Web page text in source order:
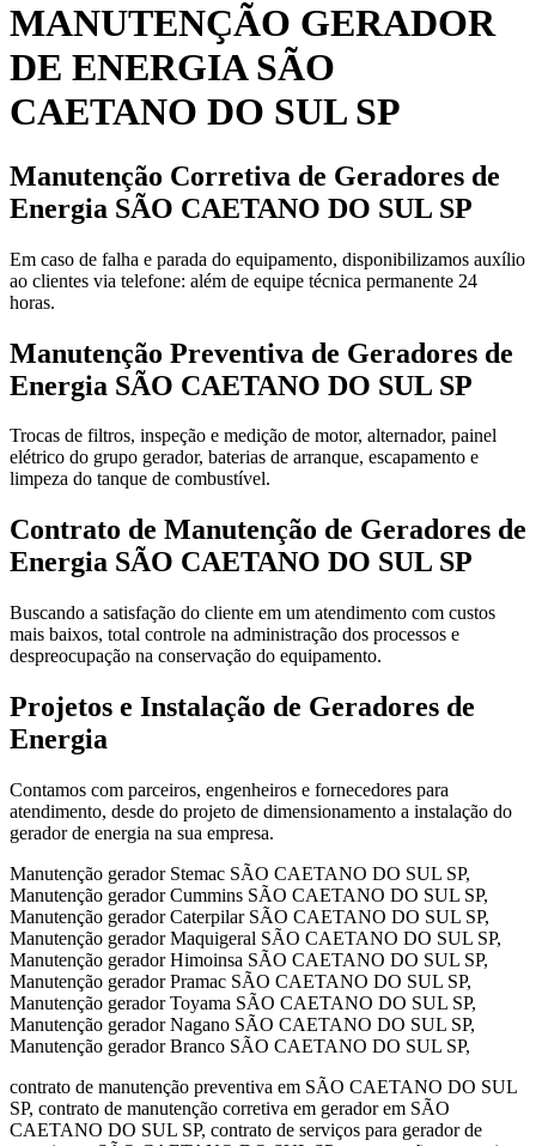
MANUTENÇÃO GERADOR
DE ENERGIA SÃO
CAETANO DO SUL SP
Manutenção Corretiva de Geradores de
Energia SÃO CAETANO DO SUL SP
Em caso de falha e parada do equipamento, disponibilizamos auxílio
ao clientes via telefone: além de equipe técnica permanente 24
horas.
Manutenção Preventiva de Geradores de
Energia SÃO CAETANO DO SUL SP
Trocas de filtros, inspeção e medição de motor, alternador, painel
elétrico do grupo gerador, baterias de arranque, escapamento e
limpeza do tanque de combustível.
Contrato de Manutenção de Geradores de
Energia SÃO CAETANO DO SUL SP
Buscando a satisfação do cliente em um atendimento com custos
mais baixos, total controle na administração dos processos e
despreocupação na conservação do equipamento.
Projetos e Instalação de Geradores de
Energia
Contamos com parceiros, engenheiros e fornecedores para
atendimento, desde do projeto de dimensionamento a instalação do
gerador de energia na sua empresa.
Manutenção gerador Stemac SÃO CAETANO DO SUL SP,
Manutenção gerador Cummins SÃO CAETANO DO SUL SP,
Manutenção gerador Caterpilar SÃO CAETANO DO SUL SP,
Manutenção gerador Maquigeral SÃO CAETANO DO SUL SP,
Manutenção gerador Himoinsa SÃO CAETANO DO SUL SP,
Manutenção gerador Pramac SÃO CAETANO DO SUL SP,
Manutenção gerador Toyama SÃO CAETANO DO SUL SP,
Manutenção gerador Nagano SÃO CAETANO DO SUL SP,
Manutenção gerador Branco SÃO CAETANO DO SUL SP,
contrato de manutenção preventiva em SÃO CAETANO DO SUL
SP, contrato de manutenção corretiva em gerador em SÃO
CAETANO DO SUL SP, contrato de serviços para gerador de